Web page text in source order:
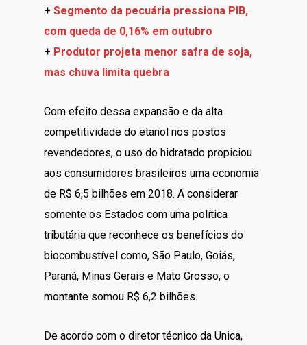
+ Segmento da pecuária pressiona PIB,
com queda de 0,16% em outubro
+ Produtor projeta menor safra de soja,
mas chuva limita quebra
Com efeito dessa expansão e da alta
competitividade do etanol nos postos
revendedores, o uso do hidratado propiciou
aos consumidores brasileiros uma economia
de R$ 6,5 bilhões em 2018. A considerar
somente os Estados com uma política
tributária que reconhece os benefícios do
biocombustível como, São Paulo, Goiás,
Paraná, Minas Gerais e Mato Grosso, o
montante somou R$ 6,2 bilhões.
De acordo com o diretor técnico da Unica,